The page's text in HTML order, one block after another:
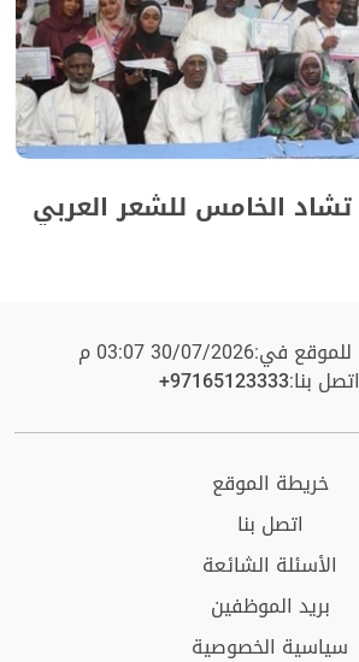
الخامس للشعر العربي
للموقع في:30/07/2026 03:07 م
اتصل بنا:+97165123333​
خريطة الموقع
اتصل بنا
الأسئلة الشائعة
بريد الموظفين
سياسية الخصوصية